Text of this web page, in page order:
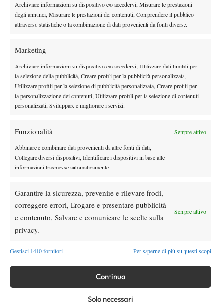
Archiviare informazioni su dispositivo e/o accedervi, Misurare le prestazioni
degli annunci, Misurare le prestazioni dei contenuti, Comprendere il pubblico
attraverso statistiche o la combinazione di dati provenienti da fonti diverse.
Marketing
Archiviare informazioni su dispositivo e/o accedervi, Utilizzare dati limitati per
la selezione della pubblicità, Creare profili per la pubblicità personalizzata,
Utilizzare profili per la selezione di pubblicità personalizzata, Creare profili per
la personalizzazione dei contenuti, Utilizzare profili per la selezione di contenuti
personalizzati, Sviluppare e migliorare i servizi.
Funzionalità Sempre attivo
Abbinare e combinare dati provenienti da altre fonti di dati,
Collegare diversi dispositivi, Identificare i dispositivi in base alle
informazioni trasmesse automaticamente.
Garantire la sicurezza, prevenire e rilevare frodi,
correggere errori, Erogare e presentare pubblicità
e contenuto, Salvare e comunicare le scelte sulla
privacy.
Sempre attivo
Gestisci 1410 fornitori Per saperne di più su questi scopi
Continua
Solo necessari
Nessun commento
Devi essereconnessoper inviare un commento.
DI TENDENZA
Atp News
Zandschulp, ora Shelton
Atp News
News
Masters 1000 Montreal 2026: Fonseca
sbatte su Shelton, avanza il campione in